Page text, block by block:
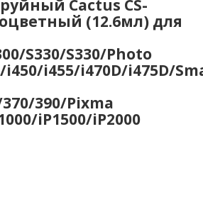
Cactus CS-
(12.6мл) для
S330/S330/Photo
i450/i455/i470D/i475D/
390/Pixma
iP1500/iP2000